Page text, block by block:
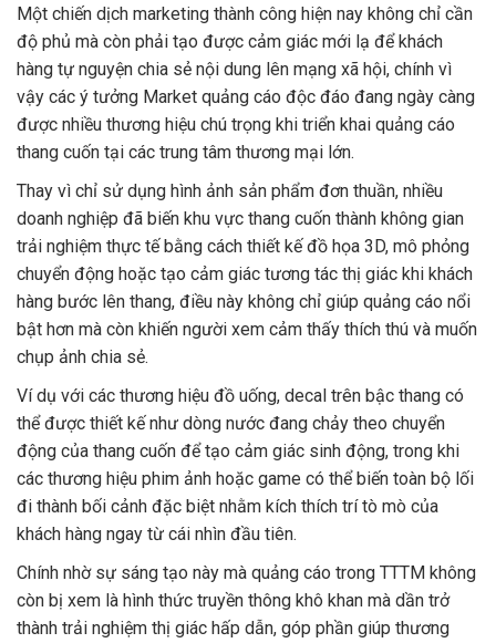
Một chiến dịch marketing thành công hiện nay không chỉ cần
độ phủ mà còn phải tạo được cảm giác mới lạ để khách
hàng tự nguyện chia sẻ nội dung lên mạng xã hội, chính vì
vậy các ý tưởng Market quảng cáo độc đáo đang ngày càng
được nhiều thương hiệu chú trọng khi triển khai quảng cáo
thang cuốn tại các trung tâm thương mại lớn.
Thay vì chỉ sử dụng hình ảnh sản phẩm đơn thuần, nhiều
doanh nghiệp đã biến khu vực thang cuốn thành không gian
trải nghiệm thực tế bằng cách thiết kế đồ họa 3D, mô phỏng
chuyển động hoặc tạo cảm giác tương tác thị giác khi khách
hàng bước lên thang, điều này không chỉ giúp quảng cáo nổi
bật hơn mà còn khiến người xem cảm thấy thích thú và muốn
chụp ảnh chia sẻ.
Ví dụ với các thương hiệu đồ uống, decal trên bậc thang có
thể được thiết kế như dòng nước đang chảy theo chuyển
động của thang cuốn để tạo cảm giác sinh động, trong khi
các thương hiệu phim ảnh hoặc game có thể biến toàn bộ lối
đi thành bối cảnh đặc biệt nhằm kích thích trí tò mò của
khách hàng ngay từ cái nhìn đầu tiên.
Chính nhờ sự sáng tạo này mà quảng cáo trong TTTM không
còn bị xem là hình thức truyền thông khô khan mà dần trở
thành trải nghiệm thị giác hấp dẫn, góp phần giúp thương